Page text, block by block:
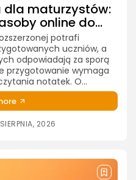
dla maturzystów:
online do...
potrafi
uczniów, a
odpowiadają za sporą
przygotowanie wymaga
notatek. O...
2026